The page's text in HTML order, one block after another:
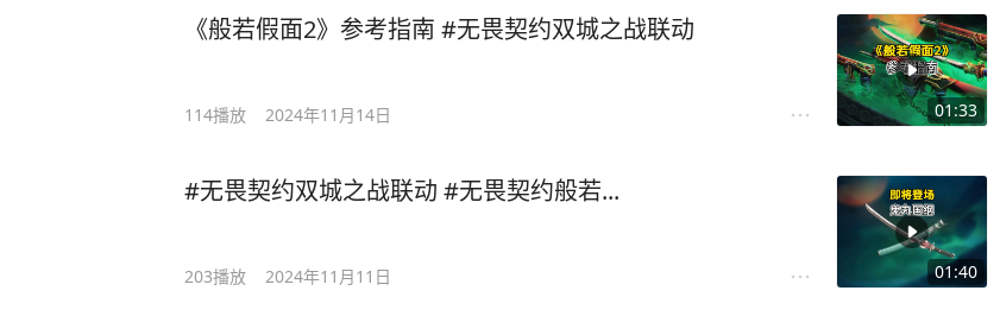
01:33
《般若假面2》参考指南 #无畏契约双城之战联动
114播放 2024年11月14日
01:40
#无畏契约双城之战联动 #无畏契约般若...
203播放 2024年11月11日